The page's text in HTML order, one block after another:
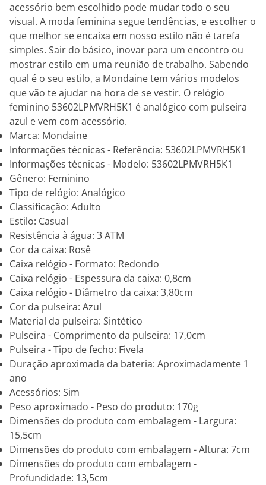
acessório bem escolhido pode mudar todo o seu
visual. A moda feminina segue tendências, e escolher o
que melhor se encaixa em nosso estilo não é tarefa
simples. Sair do básico, inovar para um encontro ou
mostrar estilo em uma reunião de trabalho. Sabendo
qual é o seu estilo, a Mondaine tem vários modelos
que vão te ajudar na hora de se vestir. O relógio
feminino 53602LPMVRH5K1 é analógico com pulseira
azul e vem com acessório.
Marca: Mondaine
Informações técnicas - Referência: 53602LPMVRH5K1
Informações técnicas - Modelo: 53602LPMVRH5K1
Gênero: Feminino
Tipo de relógio: Analógico
Classificação: Adulto
Estilo: Casual
Resistência à água: 3 ATM
Cor da caixa: Rosê
Caixa relógio - Formato: Redondo
Caixa relógio - Espessura da caixa: 0,8cm
Caixa relógio - Diâmetro da caixa: 3,80cm
Cor da pulseira: Azul
Material da pulseira: Sintético
Pulseira - Comprimento da pulseira: 17,0cm
Pulseira - Tipo de fecho: Fivela
Duração aproximada da bateria: Aproximadamente 1
ano
Acessórios: Sim
Peso aproximado - Peso do produto: 170g
Dimensões do produto com embalagem - Largura:
15,5cm
Dimensões do produto com embalagem - Altura: 7cm
Dimensões do produto com embalagem -
Profundidade: 13,5cm